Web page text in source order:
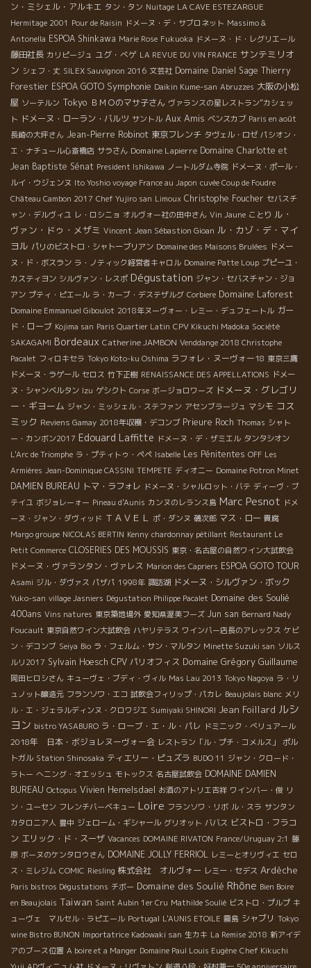
ン・ミシェル・アルキエ タン・タン Nuitage LA CAVE ESTEZARGUE
Hermitage 2001 Pour de Raisin ドメーヌ・デ・サブロネット Massimo &
Antonella ESPOA Shinkawa Marie Rose Fukuoka ドメーヌ・ド・レグリエール
藤田社長 カリピージュ ユグ・べゲ LA REVUE DU VIN FRANCE サンテミリオ
ン シェフ・丈 SILEX Sauvignon 2016 文芸社 Domaine Daniel Sage Thierry
Forestier ESPOA GOTO Symphonie Daikin Kume-san Abruzzes 大阪の小松
屋 ソーテルン Tokyo ＢＭＯのマサ子さん ヴァランスの星レストラン”カシェッ
ト ドメーヌ・ローラン・バルツ サントル Aux Amis ベンスカブ Paris en août
長崎の大坪さん Jean-Pierre Robinot 東京フレンチ タヴェル・ロゼ パシオン・
エ・ナチュール心斎橋店 サラさん Domaine Lapierre Domaine Charlotte et
Jean Baptiste Sénat President Ishikawa ノートルダム寺院 ドメーヌ・ポール・
ルイ・ウジェンヌ Ito Yoshio voyage France au Japon cuvée Coup de Foudre
Château Cambon 2017 Chef Yujiro san Limoux Christophe Foucher セバスチ
ャン・デルヴィユ レ・ロシニョ オルヴォー社の田中さん Vin Jaune ことり ル・
ヴァン・ドゥ・メザミ Vincent Jean Sébastion Gioan ル・カゾ・デ・マイ
ヨル パリのビストロ・シャトーブリアン Domaine des Maisons Brulées ドメー
ヌ・ド・ボスラン ラ・ノティック経営者キャロル Domaine Patte Loup プピーユ・
カスティヨン シルヴァン・レスポ Dégustation ジャン・セバスチャン・ジョ
アン プティ・ピエール ラ・カーブ・デステザルグ Corbiere Domaine Laforest
Domaine Emmanuel Giboulot 2018年ヌーヴォー・レミー・デュフェートル ガー
ド・ローブ Kojima san Paris Quartier Latin CPV Kikuchi Madoka Société
SAKAGAMI Bordeaux Catherine JAMBON Venddange 2018 Christophe
Pacalet フィロキセラ Tokyo Koto-ku Oshima ラフォレ・ヌーヴォー18 東京三鷹
ドメーヌ・ラゲール セロス 竹下正樹 RENAISSANCE DES APPELLATIONS ドメー
ヌ・シャンベルタン Izu ゲシクト Corse ボージョロワーズ ドメーヌ・グレゴリ
ー・ギヨーム ジャン・ミッシェル・ステファン アセンブラージュ マシモ コス
ミック Reviens Gamay 2018年収穫・デコンブ Prieure Roch Thomas シャト
ー・カンボン2017 Edouard Laffitte ドメーヌ・デ・ザミエル タンタシオン
L'Arc de Triomphe ラ・プティトゥ・ペペ Isabelle Les Pénitentes OFF Les
Armières Jean-Dominique CASSINI TEMPETE ディオニー Domaine Potron Minet
DAMIEN BUREAU トマ・ラフォレ ドメーヌ・シャルロット・バテ ディーヴ・ブ
テイユ ボジョレーォー Pineau d'Aunis カンヌのレランス島 Marc Pesnot ドメ
ーヌ・ジャン・ダヴィッド ＴＡＶＥＬ ポ・ダンヌ 磯次郎 マス・ロー 貴腐
Margo groupe NICOLAS BERTIN Kenny chardonnay pétillant Restaurant Le
Petit Commerce CLOSERIES DES MOUSSIS 東京・名古屋の自然ワイン大試飲会
ドメーヌ・ヴァランタン・ヴァレス Marion des Capriers ESPOA GOTO TOUR
Asami ジル・ダヴァス パザパ 1998年 諏訪湖 ドメーヌ・シルヴァン・ボック
Yuko-san village Jasniers Dégustation Philippe Pacalet Domaine des Soulié
400ans Vins natures 東京築地場外 愛知県渥美フーズ Jun san Bernard Nady
Foucault 東京自然ワイン大試飲会 ハヤリテラス ワインバー店長のアレックス ケビ
ン・デコンブ Seiya Bio ラ・フェルム・サン・マルタン Minette Suzuki san ソルス
ルリ2017 Sylvain Hoesch CPV パリオフィス Domaine Grégory Guillaume
岡田ヒロシさん キューヴェ・ブディ・ヴィル Mas Lau 2013 Tokyo Nagoya ラ・リ
ュノット醸造元 フランソワ・エコ 試飲会フィリップ・パカレ Beaujolais blanc メリ
ル・エ・ジェラルディンヌ・クロワジエ Sumiyaki SHINORI Jean Foillard ルシ
ヨン bistro YASABURO ラ・ローブ・エ・ル・パレ ドミニック・べリュアール
2018年 日本・ボジョレヌーヴォー会 レストラン「ル・プチ・コメルス」
ポル
トガル Station Shinosaka ティエリー・ピュズラ BUDO 11 ジャン・クロード・
ラトー へニング・オエッシュ モトックス 名古屋試飲会 DOMAINE DAMIEN
BUREAU Octopus Vivien Hemelsdael お酒のアトリエ吉祥 ワインバー・俊 リ
ン・ユーセン フレンチバーベキュー Loire フランソワ・リボ ル・スラ サンタン
カタロニア人 豊中 ジェローム・ギシャール グリオット ババス ビストロ・フラコ
ン エリック・ド・スーザ Vacances DOMAINE RIVATON France/Uruguay 2:1 藤
原 ボーヌのケンタロウさん DOMAINE JOLLY FERRIOL レミーとオリヴィエ セロ
ス・ミレジム COMIC Riesling 株式会社 オルヴォー レミー・セデス Ardèche
Paris bistros Dégustations チボー Domaine des Soulié Rhône Bien Boire
en Beaujolais Taiwan Saint Aubin 1er Cru Mathilde Soulié ビストロ・プルプ キ
ューヴェ マルセル・ラピエール Portugal L'AUNIS ETOILE 霧島 シャブリ Tokyo
wine Bistro BUNON Importatrice Kadowaki san 生カキ La Remise 2018 新アイデ
アのブース位置 A boire et a Manger Domaine Paul Louis Eugène Chef Kikuchi